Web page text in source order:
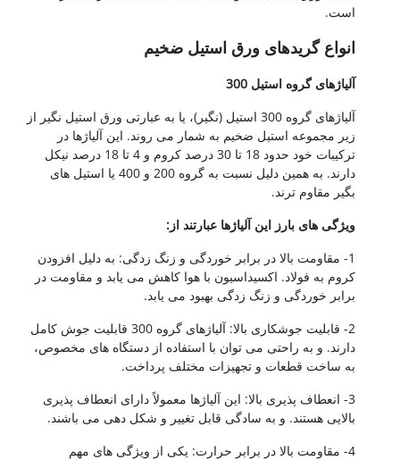
است.
انواع گریدهای ورق استیل ضخیم
آلیاژهای گروه استیل 300
آلیاژهای گروه 300 استیل (نگیر)، یا به عبارتی ورق استیل نگیر از
زیر مجموعه استیل ضخیم به شمار می روند. این آلیاژها در
ترکیبات خود حدود 18 تا 30 درصد کروم و 4 تا 18 درصد نیکل
دارند. به همین دلیل نسبت به گروه 200 و 400 یا استیل های
بگیر مقاوم ترند.
ویژگی های بارز این آلیاژها عبارتند از:
1- مقاومت بالا در برابر خوردگی و زنگ زدگی: به دلیل افزودن
کروم به فولاد. اکسیداسیون با هوا کاهش می یابد و مقاومت در
برابر خوردگی و زنگ زدگی بهبود می یابد.
2- قابلیت جوشکاری بالا: آلیاژهای گروه 300 قابلیت جوش کامل
دارند. و به راحتی می توان با استفاده از دستگاه های مخصوص،
به ساخت قطعات و تجهیزات مختلف پرداخت.
3- انعطاف پذیری بالا: این آلیاژها معمولاً دارای انعطاف پذیری
بالایی هستند. و به سادگی قابل تغییر و شکل دهی می باشند.
4- مقاومت بالا در برابر حرارت: یکی از ویژگی های مهم